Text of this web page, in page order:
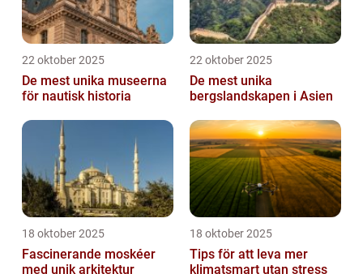
22 oktober 2025
De mest unika museerna
för nautisk historia
22 oktober 2025
De mest unika
bergslandskapen i Asien
18 oktober 2025
Fascinerande moskéer
med unik arkitektur
18 oktober 2025
Tips för att leva mer
klimatsmart utan stress